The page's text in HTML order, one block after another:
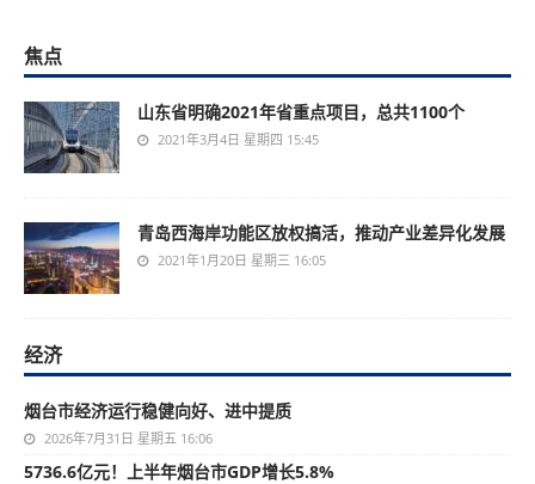
焦点
山东省明确2021年省重点项目，总共1100个
2021年3月4日 星期四 15:45
青岛西海岸功能区放权搞活，推动产业差异化发展
2021年1月20日 星期三 16:05
经济
烟台市经济运行稳健向好、进中提质
2026年7月31日 星期五 16:06
5736.6亿元！上半年烟台市GDP增长5.8%